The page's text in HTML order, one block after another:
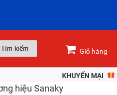
Giỏ hàng
KHUYẾN MẠI